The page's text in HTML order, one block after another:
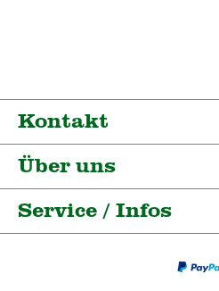
Kontakt
Über uns
Service / Infos